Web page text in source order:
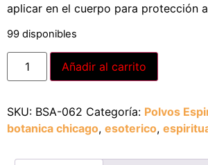
aplicar en el cuerpo para protección
99 disponibles
Añadir al carrito
SKU: BSA-062 Categoría: Polvos
botanica chicago, esoterico,